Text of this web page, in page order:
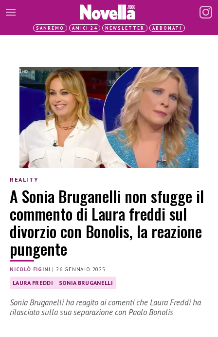
SANREMO AMICI 24 NEWSLETTER ABBONATI
REALITY
A Sonia Bruganelli non sfugge il
commento di Laura freddi sul
divorzio con Bonolis, la reazione
pungente
NICOLÒ FIGINI | 26 GENNAIO 2025
LAURA FREDDI SONIA BRUGANELLI
Sonia Bruganelli ha reagito ai comenti che Laura Freddi ha
rilasciato sulla sua separazione con Paolo Bonolis